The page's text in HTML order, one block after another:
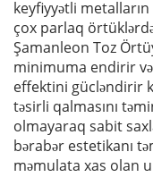
keyfiyyətli metalların
çox parlaq
Şamanleon Toz
minimuma endirir
effektini gücləndirir
təsirli qalmasını
olmayaraq sabit
bərabər estetikanı
məmulata xas olan